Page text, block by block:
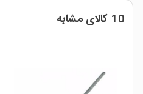
10 کالای مشابه